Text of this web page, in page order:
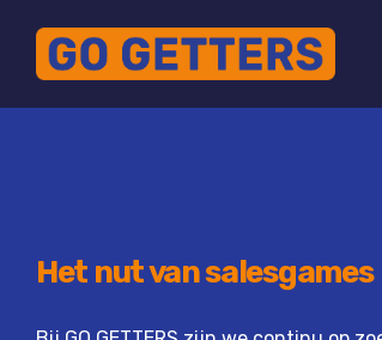
Het nut van salesgames